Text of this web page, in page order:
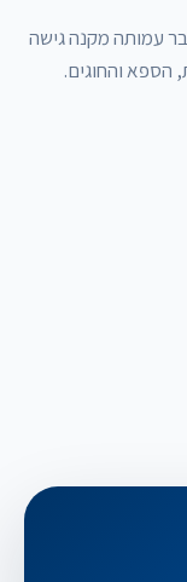
עמותה מקנה גישה
הספא והחוגים.